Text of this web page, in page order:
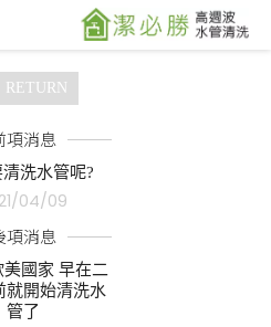
RETURN
項消息
洗水管呢?
04/09
項消息
美國家 早在二
就開始清洗水
管了